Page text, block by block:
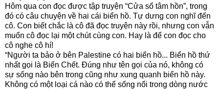
Hôm qua con đọc được tập truyện “Cửa sổ tâm hồn”, trong
đó có câu chuyện về hai cái biển hồ. Tự dưng con nghĩ đến
cô. Con biết chắc là cô đã đọc truyện này rồi, nhưng con vẫn
muốn cô đọc lại một chút cùng con. Hay là để con đọc cho
cô nghe cô hí!
“Người ta bảo ở bên Palestine có hai biển hồ... Biển hồ thứ
nhất gọi là Biển Chết. Đúng như tên gọi của nó, không có
sự sống nào bên trong cũng như xung quanh biển hồ này.
Không có một loại cá nào có thể sống nổi trong dòng nước